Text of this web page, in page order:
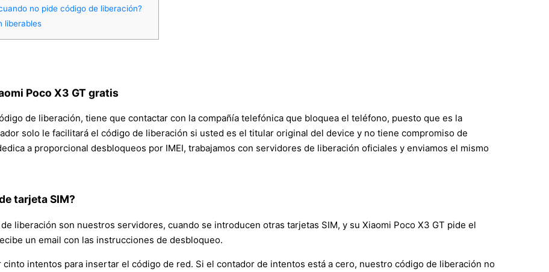
no pide código de liberación?
liberables
Poco X3 GT gratis
de liberación, tiene que contactar con la compañía telefónica que bloquea el teléfono, puesto que es la
solo le facilitará el código de liberación si usted es el titular original del device y no tiene compromiso de
a proporcional desbloqueos por IMEI, trabajamos con servidores de liberación oficiales y enviamos el mismo
tarjeta SIM?
liberación son nuestros servidores, cuando se introducen otras tarjetas SIM, y su Xiaomi Poco X3 GT pide el
un email con las instrucciones de desbloqueo.
intentos para insertar el código de red. Si el contador de intentos está a cero, nuestro código de liberación no